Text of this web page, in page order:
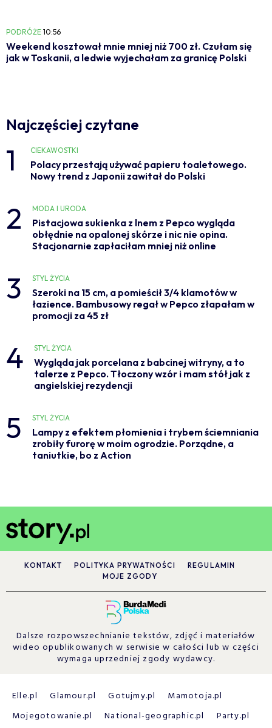
PODRÓŻE 10:56
Weekend kosztował mnie mniej niż 700 zł. Czułam się
jak w Toskanii, a ledwie wyjechałam za granicę Polski
Najczęściej czytane
1 CIEKAWOSTKI
Polacy przestają używać papieru toaletowego.
Nowy trend z Japonii zawitał do Polski
2 MODA I URODA
Pistacjowa sukienka z lnem z Pepco wygląda
obłędnie na opalonej skórze i nic nie opina.
Stacjonarnie zapłaciłam mniej niż online
3 STYL ŻYCIA
Szeroki na 15 cm, a pomieścił 3/4 klamotów w
łazience. Bambusowy regał w Pepco złapałam w
promocji za 45 zł
4 STYL ŻYCIA
Wygląda jak porcelana z babcinej witryny, a to
talerze z Pepco. Tłoczony wzór i mam stół jak z
angielskiej rezydencji
5 STYL ŻYCIA
Lampy z efektem płomienia i trybem ściemniania
zrobiły furorę w moim ogrodzie. Porządne, a
taniutkie, bo z Action
KONTAKT POLITYKA PRYWATNOŚCI
REGULAMIN
MOJE ZGODY
Dalsze rozpowszechnianie tekstów, zdjęć i materiałów
wideo opublikowanych w serwisie w całości lub w części
wymaga uprzedniej zgody wydawcy.
Elle.pl Glamour.pl Gotujmy.pl
Mamotoja.pl
Mojegotowanie.pl
National-geographic.pl Party.pl